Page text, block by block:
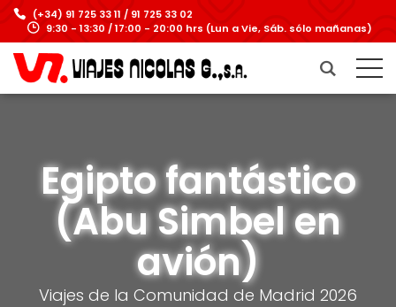
(+34) 91 725 33 11 / 91 725 33 02
9:30 - 13:30 / 17:00 - 20:00 hrs (Lun a Vie, Sáb. sólo mañanas)
Egipto fantástico
(Abu Simbel en
avión)
Viajes de la Comunidad de Madrid 2026